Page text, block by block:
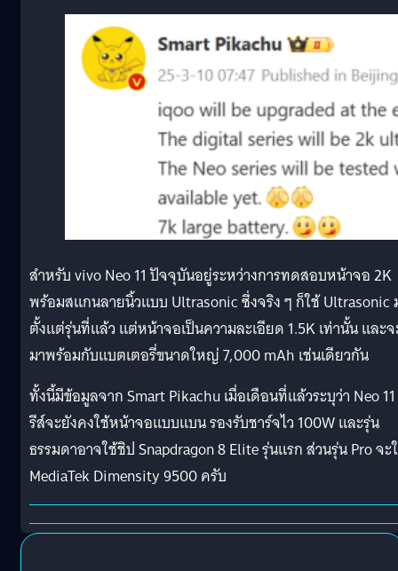
สำหรับ vivo Neo 11 ปัจจุบันอยู่ระหว่างการทดสอบหน้าจอ 2K
พร้อมสแกนลายนิ้วแบบ Ultrasonic ซึ่งจริง ๆ ก็ใช้ Ultrasonic
ตั้งแต่รุ่นที่แล้ว แต่หน้าจอเป็นความละเอียด 1.5K เท่านั้น และ
มาพร้อมกับแบตเตอรี่ขนาดใหญ่ 7,000 mAh เช่นเดียวกัน
ทั้งนี้มีข้อมูลจาก Smart Pikachu เมื่อเดือนที่แล้วระบุว่า Neo
รีส์จะยังคงใช้หน้าจอแบบแบน รองรับชาร์จไว 100W และรุ่น
ธรรมดาอาจใช้ชิป Snapdragon 8 Elite รุ่นแรก ส่วนรุ่น Pro จะ
MediaTek Dimensity 9500 ครับ